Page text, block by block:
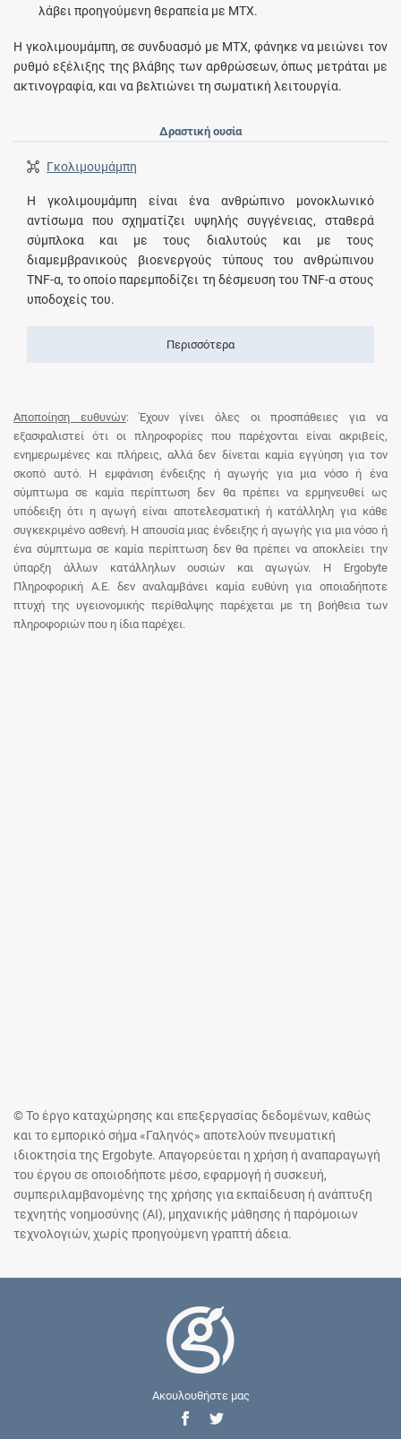
λάβει προηγούμενη θεραπεία με MTX.
Η γκολιμουμάμπη, σε συνδυασμό με MTX, φάνηκε να μειώνει τον
ρυθμό εξέλιξης της βλάβης των αρθρώσεων, όπως μετράται με
ακτινογραφία, και να βελτιώνει τη σωματική λειτουργία.
Δραστική ουσία
Γκολιμουμάμπη
Η γκολιμουμάμπη είναι ένα ανθρώπινο μονοκλωνικό
αντίσωμα που σχηματίζει υψηλής συγγένειας, σταθερά
σύμπλοκα και με τους διαλυτούς και με τους
διαμεμβρανικούς βιοενεργούς τύπους του ανθρώπινου
TNF-α, το οποίο παρεμποδίζει τη δέσμευση του TNF-α στους
υποδοχείς του.
Περισσότερα
Αποποίηση ευθυνών: Έχουν γίνει όλες οι προσπάθειες για να
εξασφαλιστεί ότι οι πληροφορίες που παρέχονται είναι ακριβείς,
ενημερωμένες και πλήρεις, αλλά δεν δίνεται καμία εγγύηση για τον
σκοπό αυτό. Η εμφάνιση ένδειξης ή αγωγής για μια νόσο ή ένα
σύμπτωμα σε καμία περίπτωση δεν θα πρέπει να ερμηνευθεί ως
υπόδειξη ότι η αγωγή είναι αποτελεσματική ή κατάλληλη για κάθε
συγκεκριμένο ασθενή. Η απουσία μιας ένδειξης ή αγωγής για μια νόσο ή
ένα σύμπτωμα σε καμία περίπτωση δεν θα πρέπει να αποκλείει την
ύπαρξη άλλων κατάλληλων ουσιών και αγωγών. Η Ergobyte
Πληροφορική Α.Ε. δεν αναλαμβάνει καμία ευθύνη για οποιαδήποτε
πτυχή της υγειονομικής περίθαλψης παρέχεται με τη βοήθεια των
πληροφοριών που η ίδια παρέχει.
© Το έργο καταχώρησης και επεξεργασίας δεδομένων, καθώς
και το εμπορικό σήμα «Γαληνός» αποτελούν πνευματική
ιδιοκτησία της Ergobyte. Απαγορεύεται η χρήση ή αναπαραγωγή
του έργου σε οποιοδήποτε μέσο, εφαρμογή ή συσκευή,
συμπεριλαμβανομένης της χρήσης για εκπαίδευση ή ανάπτυξη
τεχνητής νοημοσύνης (AI), μηχανικής μάθησης ή παρόμοιων
τεχνολογιών, χωρίς προηγούμενη γραπτή άδεια.
Ακουλουθήστε μας